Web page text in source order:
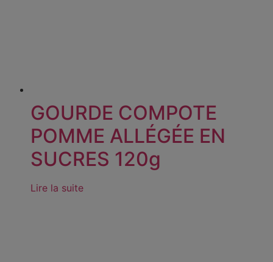
GOURDE COMPOTE
POMME ALLÉGÉE EN
SUCRES 120g
Lire la suite